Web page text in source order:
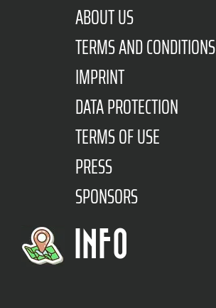
ABOUT US
TERMS AND CONDITIONS
IMPRINT
DATA PROTECTION
TERMS OF USE
PRESS
SPONSORS
INFO